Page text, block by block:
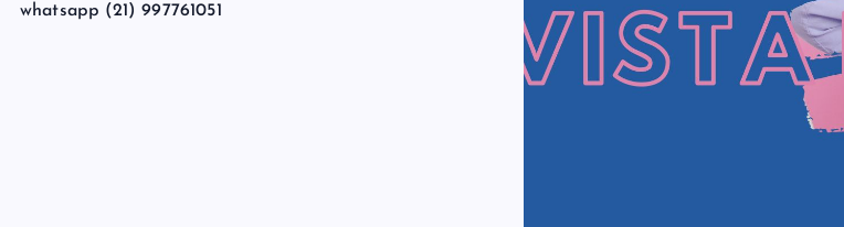
whatsapp (21) 997761051